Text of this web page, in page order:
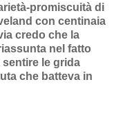
promiscuità di
con centinaia
credo che la
nel fatto
le grida
che batteva in